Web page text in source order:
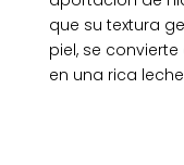
que su textura
piel, se
en una rica